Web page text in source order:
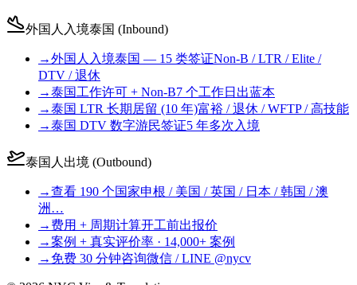
外国人入境泰国 (Inbound)
→外国人入境泰国 — 15 类签证Non-B / LTR / Elite /
DTV / 退休
→泰国工作许可 + Non-B7 个工作日出蓝本
→泰国 LTR 长期居留 (10 年)富裕 / 退休 / WFTP / 高技能
→泰国 DTV 数字游民签证5 年多次入境
泰国人出境 (Outbound)
→查看 190 个国家申根 / 美国 / 英国 / 日本 / 韩国 / 澳
洲…
→ 费用 + 周期计算开工前出报价
→案例 + 真实评价率 · 14,000+ 案例
→ 免费 30 分钟咨询微信 / LINE @nycv